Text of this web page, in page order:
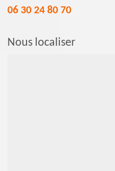
06 30 24 80 70
Nous localiser